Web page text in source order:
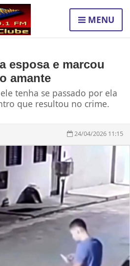
MENU
esposa e marcou
amante
tenha se passado por ela
que resultou no crime.
24/04/2026 11:15